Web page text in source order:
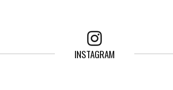
INSTAGRAM